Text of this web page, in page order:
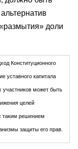
доли
Конституционного
уставного капитала
участников может быть
целей
таким решением
защиты его прав.